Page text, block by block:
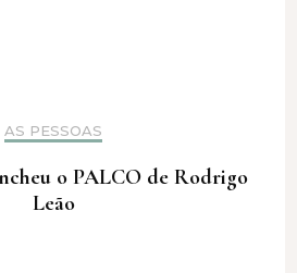
AS PESSOAS
o PALCO de Rodrigo
Leão